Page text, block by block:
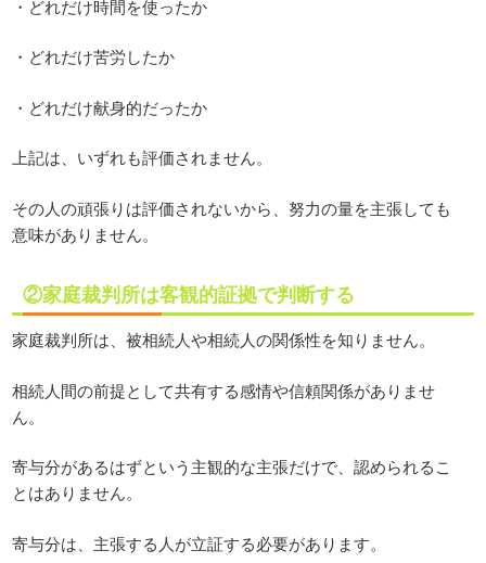
・どれだけ時間を使ったか
・どれだけ苦労したか
・どれだけ献身的だったか
上記は、いずれも評価されません。
その人の頑張りは評価されないから、努力の量を主張しても
意味がありません。
②家庭裁判所は客観的証拠で判断する
家庭裁判所は、被相続人や相続人の関係性を知りません。
相続人間の前提として共有する感情や信頼関係がありませ
ん。
寄与分があるはずという主観的な主張だけで、認められるこ
とはありません。
寄与分は、主張する人が立証する必要があります。